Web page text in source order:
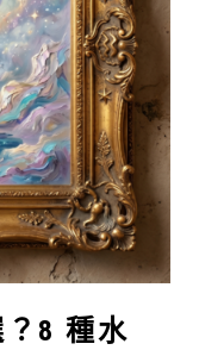
8 種水